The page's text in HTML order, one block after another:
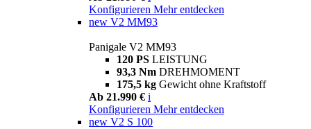
Konfigurieren Mehr entdecken
new V2 MM93
Panigale V2 MM93
120 PS LEISTUNG
93,3 Nm DREHMOMENT
175,5 kg Gewicht ohne Kraftstoff
Ab 21.990 € i
Konfigurieren Mehr entdecken
new V2 S 100